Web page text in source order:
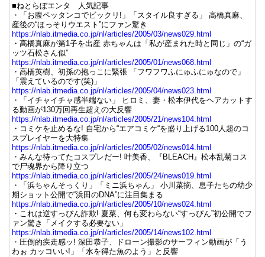
■ねとらぼエンタ 人気記事
・「お腹ペッタンコでビックリ!」「スタイル良すぎる」 高橋真麻、
産後の“ほっそりウエスト”にファン驚き
https://nlab.itmedia.co.jp/nl/articles/2005/03/news029.html
・高橋真麻が第1子を出産 赤ちゃんは「私が産まれた時と同じ」の“ガ
ッツ石松さん似”
https://nlab.itmedia.co.jp/nl/articles/2005/01/news068.html
・高橋英樹、初孫の抱っこに緊張 「フワフワふにゅふにゅなので」
「震えているのです(笑)」
https://nlab.itmedia.co.jp/nl/articles/2005/04/news023.html
・「イチャイチャ感半端ない」 ヒロミ、妻・松本伊代をヘアカットす
る動画が130万回再生超えの大反響
https://nlab.itmedia.co.jp/nl/articles/2005/21/news104.html
・コミケを止めるな! 自宅から“エアコミケ“を盛り上げる100人超のコ
スプレイヤーを大特集
https://nlab.itmedia.co.jp/nl/articles/2005/02/news014.html
・みんな待ってたコスプレだー! 叶美香、『BLEACH』松本乱菊コス
で尸魂界から降り立つ
https://nlab.itmedia.co.jp/nl/articles/2005/24/news019.html
・「浜ちゃんそっくり」「ミニ浜ちゃん」 小川菜摘、息子たちの幼少
期ショット公開で“浜田のDNA”に注目集まる
https://nlab.itmedia.co.jp/nl/articles/2005/10/news024.html
・これは逆すっぴん詐欺! 夏菜、何も変わらない“すっぴん”初公開でフ
ァン驚き「メイクする必要ない」
https://nlab.itmedia.co.jp/nl/articles/2005/14/news102.html
・圧倒的疾走感ッ! 深田恭子、ドローン撮影のサーフィン動画が「う
わぉ カッコいい!」「水を得た魚のよう」と反響